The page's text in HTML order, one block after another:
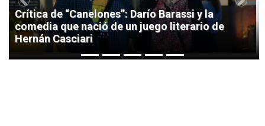
Crítica de “Canelones”: Darío Barassi y la
comedia que nació de un juego literario de
Hernán Casciari
Previous Next